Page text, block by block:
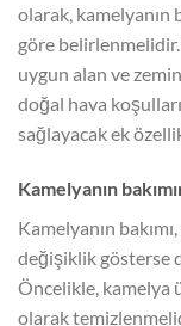
olarak, kamelyanın
göre
uygun alan ve
doğal hava
sağlayacak ek
Kamelyanın
Kamelyanın
değişiklik gösterse
Öncelikle, kamelya
olarak